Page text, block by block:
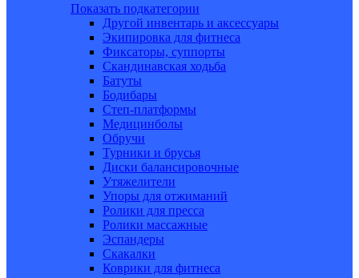
Показать подкатегории
Другой инвентарь и аксессуары
Экипировка для фитнеса
Фиксаторы, суппорты
Скандинавская ходьба
Батуты
Бодибары
Степ-платформы
Медицинболы
Обручи
Турники и брусья
Диски балансировочные
Утяжелители
Упоры для отжиманий
Ролики для пресса
Ролики массажные
Эспандеры
Скакалки
Коврики для фитнеса